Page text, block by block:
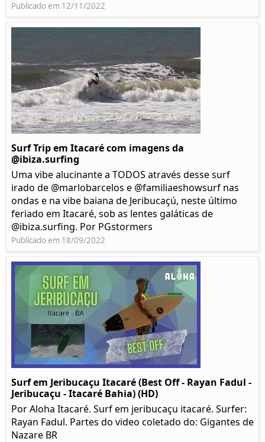
Publicado em 12/11/2022
Surf Trip em Itacaré com imagens da
@ibiza.surfing
Uma vibe alucinante a TODOS através desse surf
irado de @marlobarcelos e @familiaeshowsurf nas
ondas e na vibe baiana de Jeribucaçú, neste último
feriado em Itacaré, sob as lentes galáticas de
@ibiza.surfing. Por PGstormers
Publicado em 18/09/2022
Surf em Jeribucaçu Itacaré (Best Off - Rayan Fadul -
Jeribucaçu - Itacaré Bahia) (HD)
Por Aloha Itacaré. Surf em jeribucaçu itacaré. Surfer:
Rayan Fadul. Partes do video coletado do: Gigantes de
Nazare BR